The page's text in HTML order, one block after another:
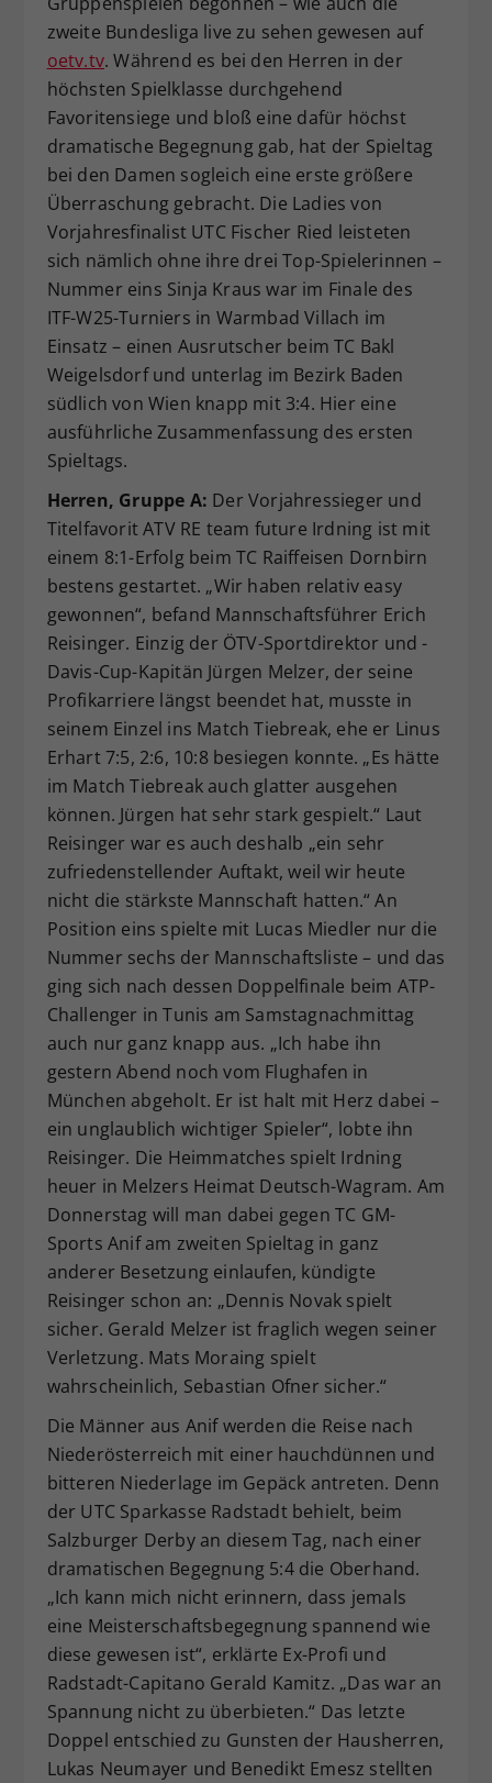
zweite Bundesliga live zu sehen gewesen auf
oetv.tv. Während es bei den Herren in der
höchsten Spielklasse durchgehend
Favoritensiege und bloß eine dafür höchst
dramatische Begegnung gab, hat der Spieltag
bei den Damen sogleich eine erste größere
Überraschung gebracht. Die Ladies von
Vorjahresfinalist UTC Fischer Ried leisteten
sich nämlich ohne ihre drei Top-Spielerinnen –
Nummer eins Sinja Kraus war im Finale des
ITF-W25-Turniers in Warmbad Villach im
Einsatz – einen Ausrutscher beim TC Bakl
Weigelsdorf und unterlag im Bezirk Baden
südlich von Wien knapp mit 3:4. Hier eine
ausführliche Zusammenfassung des ersten
Spieltags.
Herren, Gruppe A: Der Vorjahressieger und
Titelfavorit ATV RE team future Irdning ist mit
einem 8:1-Erfolg beim TC Raiffeisen Dornbirn
bestens gestartet. „Wir haben relativ easy
gewonnen“, befand Mannschaftsführer Erich
Reisinger. Einzig der ÖTV-Sportdirektor und -
Davis-Cup-Kapitän Jürgen Melzer, der seine
Profikarriere längst beendet hat, musste in
seinem Einzel ins Match Tiebreak, ehe er Linus
Erhart 7:5, 2:6, 10:8 besiegen konnte. „Es hätte
im Match Tiebreak auch glatter ausgehen
können. Jürgen hat sehr stark gespielt.“ Laut
Reisinger war es auch deshalb „ein sehr
zufriedenstellender Auftakt, weil wir heute
nicht die stärkste Mannschaft hatten.“ An
Position eins spielte mit Lucas Miedler nur die
Nummer sechs der Mannschaftsliste – und das
ging sich nach dessen Doppelfinale beim ATP-
Challenger in Tunis am Samstagnachmittag
auch nur ganz knapp aus. „Ich habe ihn
gestern Abend noch vom Flughafen in
München abgeholt. Er ist halt mit Herz dabei –
ein unglaublich wichtiger Spieler“, lobte ihn
Reisinger. Die Heimmatches spielt Irdning
heuer in Melzers Heimat Deutsch-Wagram. Am
Donnerstag will man dabei gegen TC GM-
Sports Anif am zweiten Spieltag in ganz
anderer Besetzung einlaufen, kündigte
Reisinger schon an: „Dennis Novak spielt
sicher. Gerald Melzer ist fraglich wegen seiner
Verletzung. Mats Moraing spielt
wahrscheinlich, Sebastian Ofner sicher.“
Die Männer aus Anif werden die Reise nach
Niederösterreich mit einer hauchdünnen und
bitteren Niederlage im Gepäck antreten. Denn
der UTC Sparkasse Radstadt behielt, beim
Salzburger Derby an diesem Tag, nach einer
dramatischen Begegnung 5:4 die Oberhand.
„Ich kann mich nicht erinnern, dass jemals
eine Meisterschaftsbegegnung spannend wie
diese gewesen ist“, erklärte Ex-Profi und
Radstadt-Capitano Gerald Kamitz. „Das war an
Spannung nicht zu überbieten.“ Das letzte
Doppel entschied zu Gunsten der Hausherren,
Lukas Neumayer und Benedikt Emesz stellten
Zweck
Dieser Wert speichert Ihre Consent-
Einstellungen. Unter anderem eine
historische Speicherung Ihrer
vorgenommen Einstellungen, falls der
Webseiten-Betreiber dies eingestellt
hat.